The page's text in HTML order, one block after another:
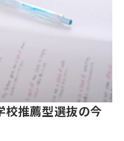
校推薦型選抜の今